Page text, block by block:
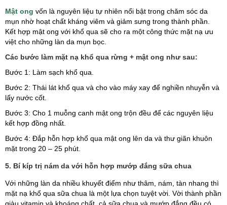
Mật ong vốn là nguyên liệu tự nhiên nổi bật trong chăm sóc da
mụn nhờ hoạt chất kháng viêm và giảm sưng trong thành phần.
Kết hợp mật ong với khổ qua sẽ cho ra một công thức mặt nạ ưu
việt cho những làn da mụn bọc.
Các bước làm mặt nạ khổ qua rừng + mật ong như sau:
Bước 1: Làm sạch khổ qua.
Bước 2: Thái lát khổ qua và cho vào máy xay để nghiền nhuyễn và
lấy nước cốt.
Bước 3: Cho 1 muỗng canh mật ong trộn đều để các nguyên liệu
kết hợp đồng nhất.
Bước 4: Đắp hỗn hợp khổ qua mật ong lên da và thư giãn khuôn
mặt trong 20 – 25 phút.
5. Bí kíp trị nám da với hỗn hợp mướp đắng sữa chua
Với những làn da nhiều khuyết điểm như thâm, nám, tàn nhang thì
mặt nạ khổ qua sữa chua là một lựa chọn tuyệt vời. Vời thành phần